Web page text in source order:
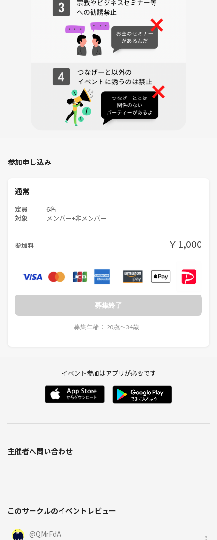
参加申し込み
通常
定員 6名
対象 メンバー+非メンバー
参加料 ￥1,000
募集終了
募集年齢： 20歳〜34歳
イベント参加はアプリが必要です
主催者へ問い合わせ
このサークルのイベントレビュー
@QMrFdA